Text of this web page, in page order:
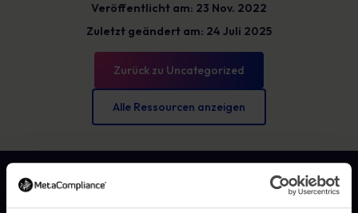
Veröffentlicht am: 23 Nov. 2022
Zuletzt geändert am: 24 Juli 2025
Zurück zu Uncategorized
Alle Ressourcen anzeigen
Link zur Homepage